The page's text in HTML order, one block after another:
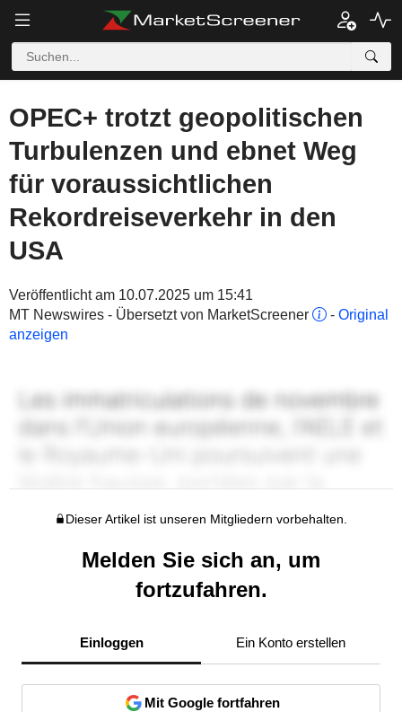
OPEC+ trotzt geopolitischen
Turbulenzen und ebnet Weg
für voraussichtlichen
Rekordreiseverkehr in den
USA
Veröffentlicht am 10.07.2025 um 15:41
MT Newswires - Übersetzt von MarketScreener
- Original
anzeigen
Dieser Artikel ist unseren Mitgliedern vorbehalten.
Melden Sie sich an, um
fortzufahren.
Einloggen Ein Konto erstellen
Mit Google fortfahren